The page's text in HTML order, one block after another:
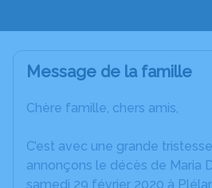
Message de la famille
Chère famille, chers amis,
C’est avec une grande
annonçons le décès de Maria
samedi 29 février 2020 à